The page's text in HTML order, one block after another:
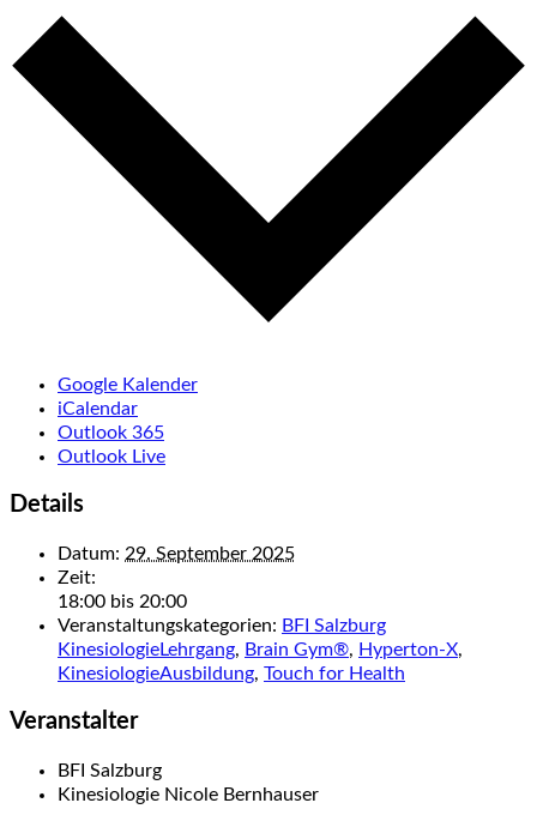
Google Kalender
iCalendar
Outlook 365
Outlook Live
Details
Datum: 29. September 2025
Zeit:
18:00 bis 20:00
Veranstaltungskategorien: BFI Salzburg
KinesiologieLehrgang, Brain Gym®, Hyperton-X,
KinesiologieAusbildung, Touch for Health
Veranstalter
BFI Salzburg
Kinesiologie Nicole Bernhauser